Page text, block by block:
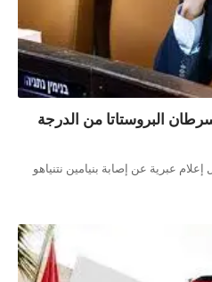
البروستاتا من الدرجة
عن إصابة بنيامين نتنياهو